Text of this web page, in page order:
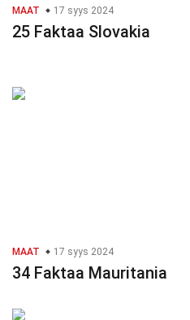
MAAT 17 syys 2024
25 Faktaa Slovakia
MAAT 17 syys 2024
34 Faktaa Mauritania